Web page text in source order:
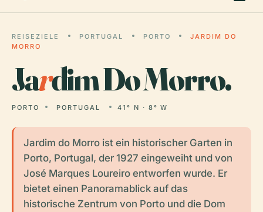
REISEZIELE PORTUGAL PORTO
JARDIM DO
MORRO
Jardim Do Morro.
PORTO PORTUGAL 41° N · 8° W
Jardim do Morro ist ein historischer Garten in
Porto, Portugal, der 1927 eingeweiht und von
José Marques Loureiro entworfen wurde. Er
bietet einen Panoramablick auf das
historische Zentrum von Porto und die Dom